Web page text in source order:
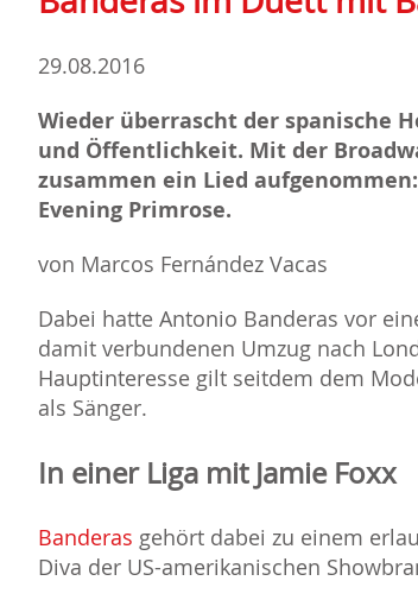
29.08.2016
Wieder überrascht der spanische
und Öffentlichkeit. Mit der
zusammen ein Lied aufgenommen:
Evening Primrose.
von Marcos Fernández Vacas
Dabei hatte Antonio Banderas vor
damit verbundenen Umzug nach
Hauptinteresse gilt seitdem dem
als Sänger.
In einer Liga mit Jamie Foxx
Banderas gehört dabei zu einem
Diva der US-amerikanischen